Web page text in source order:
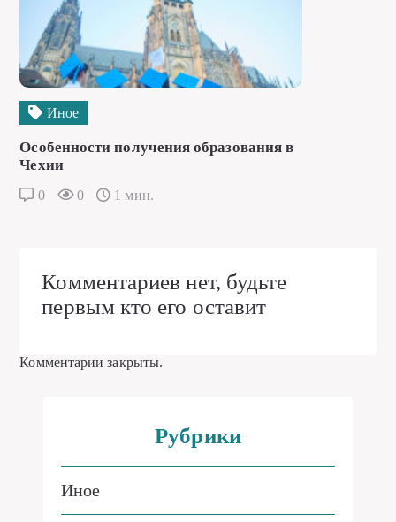
Иное
Особенности получения образования в
Чехии
0 0 1 мин.
Комментариев нет, будьте
первым кто его оставит
Комментарии закрыты.
Рубрики
Иное